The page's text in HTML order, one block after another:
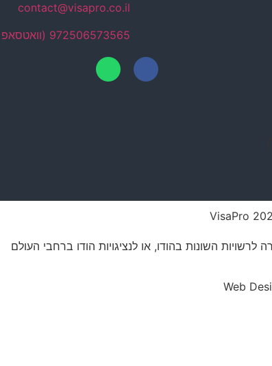
contact@visapro.co.il
972506573565 (וואטסאפ בלבד)
השונות בהודו, או לנציגויות הודו ברחבי העולם
Web